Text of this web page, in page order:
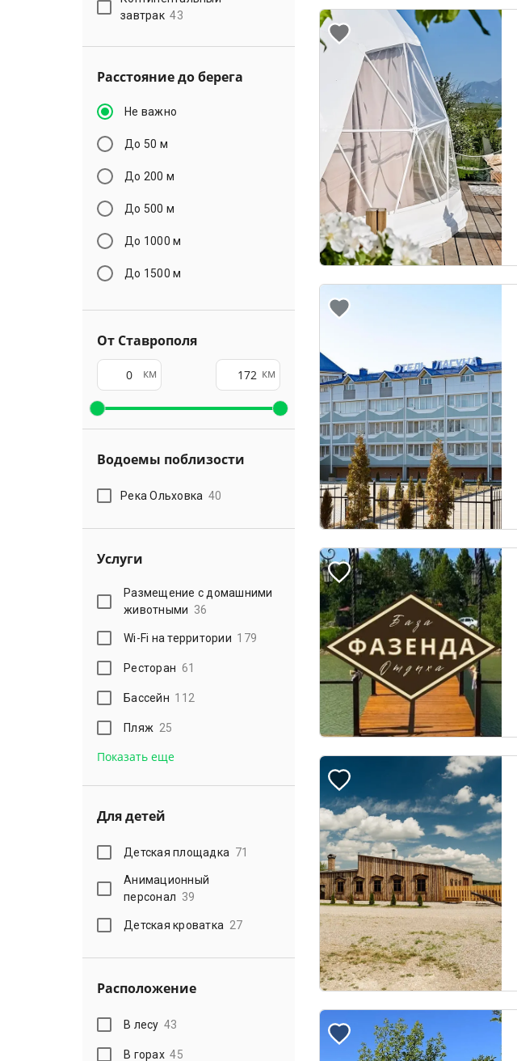
завтрак 43
Расстояние до берега
Не важно
До 50 м
До 200 м
До 500 м
До 1000 м
До 1500 м
От Ставрополя
км км
Водоемы поблизости
Река Ольховка 40
Услуги
Размещение с домашними
животными 36
Wi-Fi на территории 179
Ресторан 61
Бассейн 112
Пляж 25
Показать еще
Для детей
Детская площадка 71
Анимационный
персонал 39
Детская кроватка 27
Расположение
В лесу 43
В горах 45